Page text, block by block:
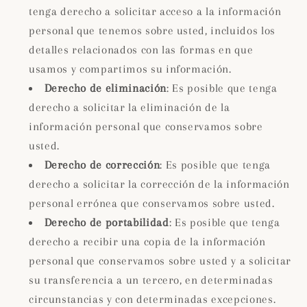
tenga derecho a solicitar acceso a la información
personal que tenemos sobre usted, incluidos los
detalles relacionados con las formas en que
usamos y compartimos su información.
Derecho de eliminación: Es posible que tenga
derecho a solicitar la eliminación de la
información personal que conservamos sobre
usted.
Derecho de corrección: Es posible que tenga
derecho a solicitar la corrección de la información
personal errónea que conservamos sobre usted.
Derecho de portabilidad: Es posible que tenga
derecho a recibir una copia de la información
personal que conservamos sobre usted y a solicitar
su transferencia a un tercero, en determinadas
circunstancias y con determinadas excepciones.